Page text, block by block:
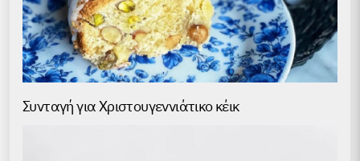
Συνταγή για Χριστουγεννιάτικο κέικ